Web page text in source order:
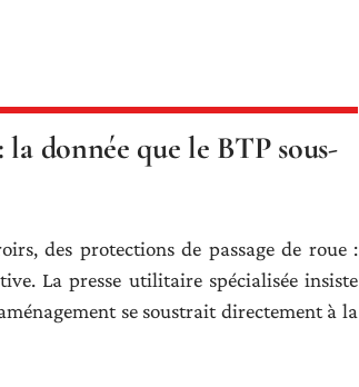
donnée que le BTP sous-
des protections de passage de roue :
La presse utilitaire spécialisée insiste
se soustrait directement à la